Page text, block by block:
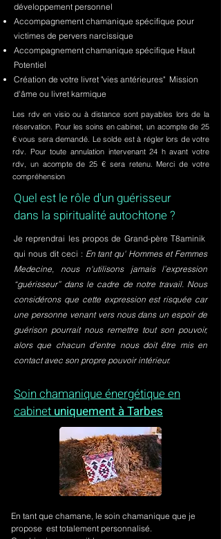
développement personnel
Accompagnement chamanique spécifique pour
victimes de pervers narcissique
Accompagnement chamanique spécifique Haut
Potentiel
Création de votre livret "vies antérieures" Mission
d'âme ou livret karmique
Les rdv en visio ou à distance sont payables lors de la
réservation. Pour les soins en cabinet, un acompte de 25
€ vous sera demandé. Le solde est à régler lors de votre
rdv. Pour toute annulation intervenant 24 h avant votre
rdv, un acompte de 25 € sera retenu. Merci de votre
compréhension
Quel est le rôle d'un guérisseur
dans la spiritualité autochtone ?
Je reprendrai les propos de Grand-père T8aminik
qui nous dit ceci : En tant qu' Hommes et Femmes
Medecine, nous n'utilisons jamais l’expression
“guérisseur” dans le cadre de notre travail. Nous
considérons que cette expression est risquée car
une personne venant vers nous dans un espoir de
guérison pourrait nous remettre tout son pouvoir,
alors que chacun d’entre nous doit être mis en
contact avec son propre pouvoir intérieur.
Soin chamanique énergétique en
cabinet uniquement à Tarbes
En tant que chamane, le soin chamanique que je
propose est totalement personnalisé.